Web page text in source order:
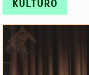
KULTURO